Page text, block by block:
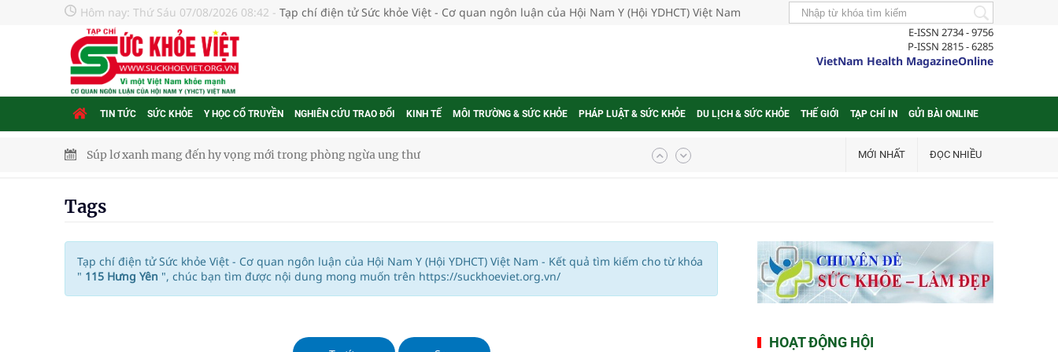
Hôm nay: Thứ Sáu 07/08/2026 08:42 - Tạp chí điện tử Sức khỏe Việt - Cơ quan ngôn luận của Hội Nam Y (Hội YDHCT) Việt Nam
E-ISSN 2734 - 9756
P-ISSN 2815 - 6285
VietNam Health MagazineOnline
TIN TỨC SỨC KHỎE Y HỌC CỔ TRUYỀN NGHIÊN CỨU TRAO ĐỔI KINH TẾ MÔI TRƯỜNG & SỨC KHỎE PHÁP LUẬT & SỨC KHỎE DU LỊCH & SỨC KHỎE THẾ GIỚI TẠP CHÍ IN GỬI BÀI ONLINE
Súp lơ xanh mang đến hy vọng mới trong phòng ngừa ung thư
Xây dựng bản đồ mạng lưới cấp cứu ngoại viện toàn quốc
"Nền kinh tế bạc" có thể trở thành động lực tăng trưởng mới của Việt Nam
MỚI NHẤT ĐỌC NHIỀU
Tags
Tạp chí điện tử Sức khỏe Việt - Cơ quan ngôn luận của Hội Nam Y (Hội YDHCT) Việt Nam - Kết quả tìm kiếm cho từ khóa
" 115 Hưng Yên ", chúc bạn tìm được nội dung mong muốn trên https://suckhoeviet.org.vn/
HOẠT ĐỘNG HỘI